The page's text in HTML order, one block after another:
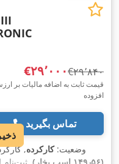
‎€۲۹٬۰۰۰ ‎€۲۹٬۸۴۰
قیمت ثابت به اضافه مالیات بر
افزوده
تماس بگیرید
وضعیت:کارکرده,